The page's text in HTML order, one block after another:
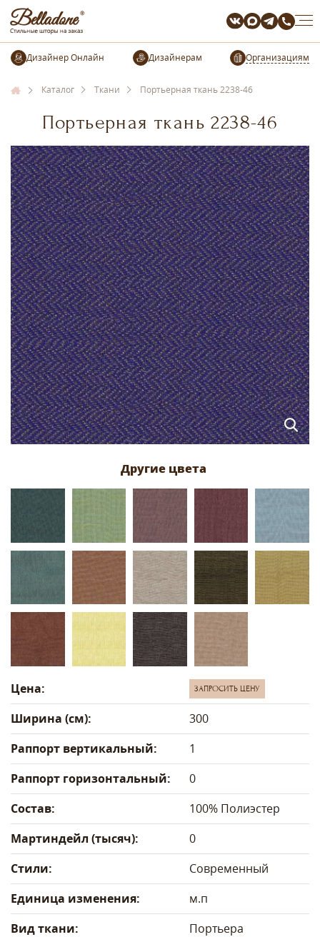
Организациям
Каталог Ткани Портьерная ткань 2238-46
Портьерная ткань 2238-46
Цена: ЗАПРОСИТЬ ЦЕНУ
Ширина (см):
300
Раппорт вертикальный:
1
Раппорт горизонтальный:
0
Состав:
100% Полиэстер
Мартиндейл (тысяч):
0
Стили:
Современный
Единица изменения:
м.п
Вид ткани:
Портьера